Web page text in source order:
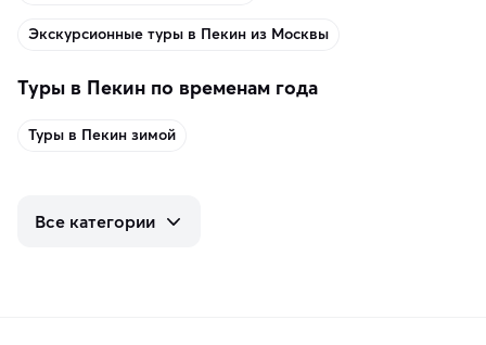
Экскурсионные туры в Пекин из Москвы
Туры в Пекин по временам года
Туры в Пекин зимой
Все категории